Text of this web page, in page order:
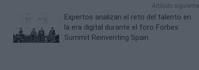
Artículo siguiente
Expertos analizan el reto del talento en
la era digital durante el foro Forbes
Summit Reinventing Spain